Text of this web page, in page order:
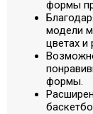
формы
модели
цветах и
формы.